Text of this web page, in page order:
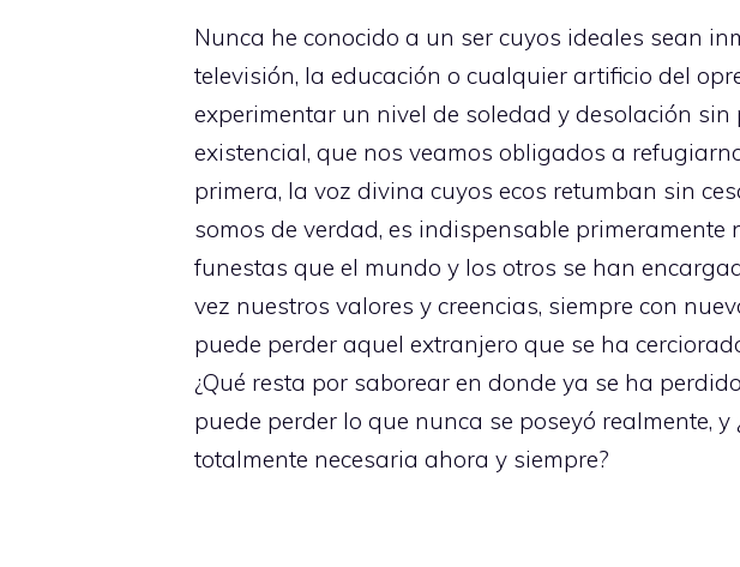
Nunca he conocido a un ser cuyos ideales sean
televisión, la educación o cualquier artificio del
experimentar un nivel de soledad y desolación
existencial, que nos veamos obligados a
primera, la voz divina cuyos ecos retumban sin
somos de verdad, es indispensable
funestas que el mundo y los otros se han
vez nuestros valores y creencias, siempre con
puede perder aquel extranjero que se ha
¿Qué resta por saborear en donde ya se ha
puede perder lo que nunca se poseyó realmente,
totalmente necesaria ahora y siempre?